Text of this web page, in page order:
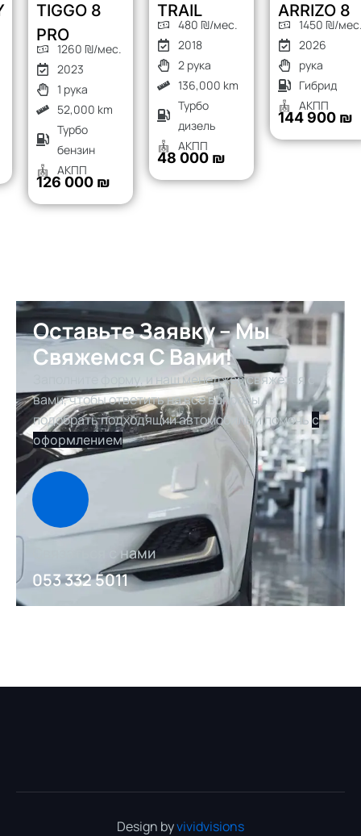
TIGGO 8
PRO
1260 ₪/мес.
2023
1 рука
52,000 km
Турбо
бензин
АКПП
126 000 ₪
TRAIL
480 ₪/мес.
2018
2 рука
136,000 km
Турбо
дизель
АКПП
48 000 ₪
ARRIZO 8
1450 ₪/мес.
2026
рука
Гибрид
АКПП
144 900 ₪
Оставьте Заявку – Мы
Свяжемся С Вами!
Заполните форму, и наш менеджер свяжется с
вами, чтобы ответить на все вопросы,
подобрать подходящий автомобиль и помочьс
оформлением
Связаться с нами
053 332 5011
Design byvividvisions